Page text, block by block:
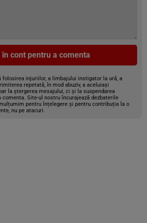
în cont pentru a comenta
folosirea injuriilor, a limbajului instigator la ură, a
repetată, în mod abuziv, a aceluiași
la ștergerea mesajului, ci și la suspendarea
comenta. Site-ul nostru încurajează dezbaterile
pentru înțelegere și pentru contribuția la o
nu pe atacuri.